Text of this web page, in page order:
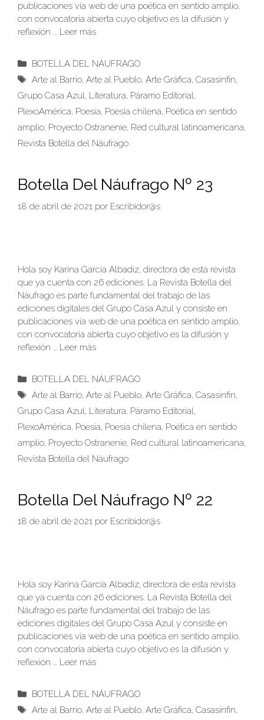
publicaciones vía web de una poética en sentido amplio,
con convocatoria abierta cuyo objetivo es la difusión y
reflexión … Leer más
Categorías
BOTELLA DEL NÁUFRAGO
Etiquetas
Arte al Barrio, Arte al Pueblo, Arte Gráfica, Casasinfin,
Grupo Casa Azul, Literatura, Páramo Editorial,
PlexoAmérica, Poesía, Poesía chilena, Poética en sentido
amplio, Proyecto Ostranenie, Red cultural latinoamericana,
Revista Botella del Náufrago
Botella Del Náufrago Nº 23
18 de abril de 2021 por Escribidor@s
Hola soy Karina García Albadiz, directora de esta revista
que ya cuenta con 26 ediciones. La Revista Botella del
Náufrago es parte fundamental del trabajo de las
ediciones digitales del Grupo Casa Azul y consiste en
publicaciones vía web de una poética en sentido amplio,
con convocatoria abierta cuyo objetivo es la difusión y
reflexión … Leer más
Categorías
BOTELLA DEL NÁUFRAGO
Etiquetas
Arte al Barrio, Arte al Pueblo, Arte Gráfica, Casasinfin,
Grupo Casa Azul, Literatura, Páramo Editorial,
PlexoAmérica, Poesía, Poesía chilena, Poética en sentido
amplio, Proyecto Ostranenie, Red cultural latinoamericana,
Revista Botella del Náufrago
Botella Del Náufrago Nº 22
18 de abril de 2021 por Escribidor@s
Hola soy Karina García Albadiz, directora de esta revista
que ya cuenta con 26 ediciones. La Revista Botella del
Náufrago es parte fundamental del trabajo de las
ediciones digitales del Grupo Casa Azul y consiste en
publicaciones vía web de una poética en sentido amplio,
con convocatoria abierta cuyo objetivo es la difusión y
reflexión … Leer más
Categorías
BOTELLA DEL NÁUFRAGO
Etiquetas
Arte al Barrio, Arte al Pueblo, Arte Gráfica, Casasinfin,